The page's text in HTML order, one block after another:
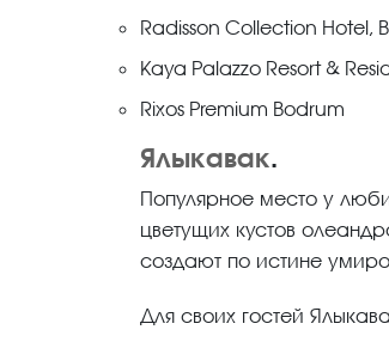
Radisson Collection Hotel,
Kaya Palazzo Resort &
Rixos Premium Bodrum
Ялыкавак.
Популярное место у
цветущих кустов
создают по истине
Для своих гостей